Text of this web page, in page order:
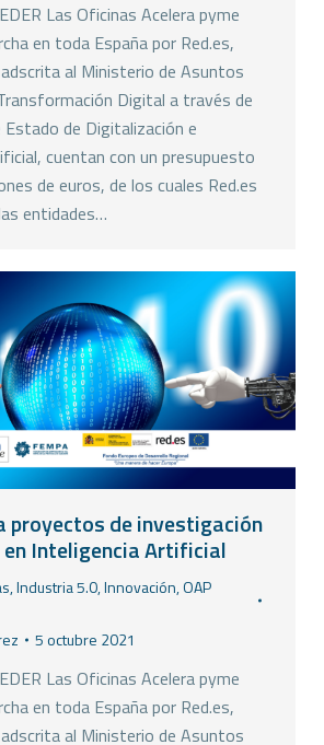
Las Oficinas Acelera pyme
en toda España por Red.es,
al Ministerio de Asuntos
Digital a través de
Estado de Digitalización e
cuentan con un presupuesto
de euros, de los cuales Red.es
entidades…
proyectos de investigación
Inteligencia Artificial
,Industria 5.0,Innovación,OAP
5 octubre 2021
Las Oficinas Acelera pyme
en toda España por Red.es,
al Ministerio de Asuntos